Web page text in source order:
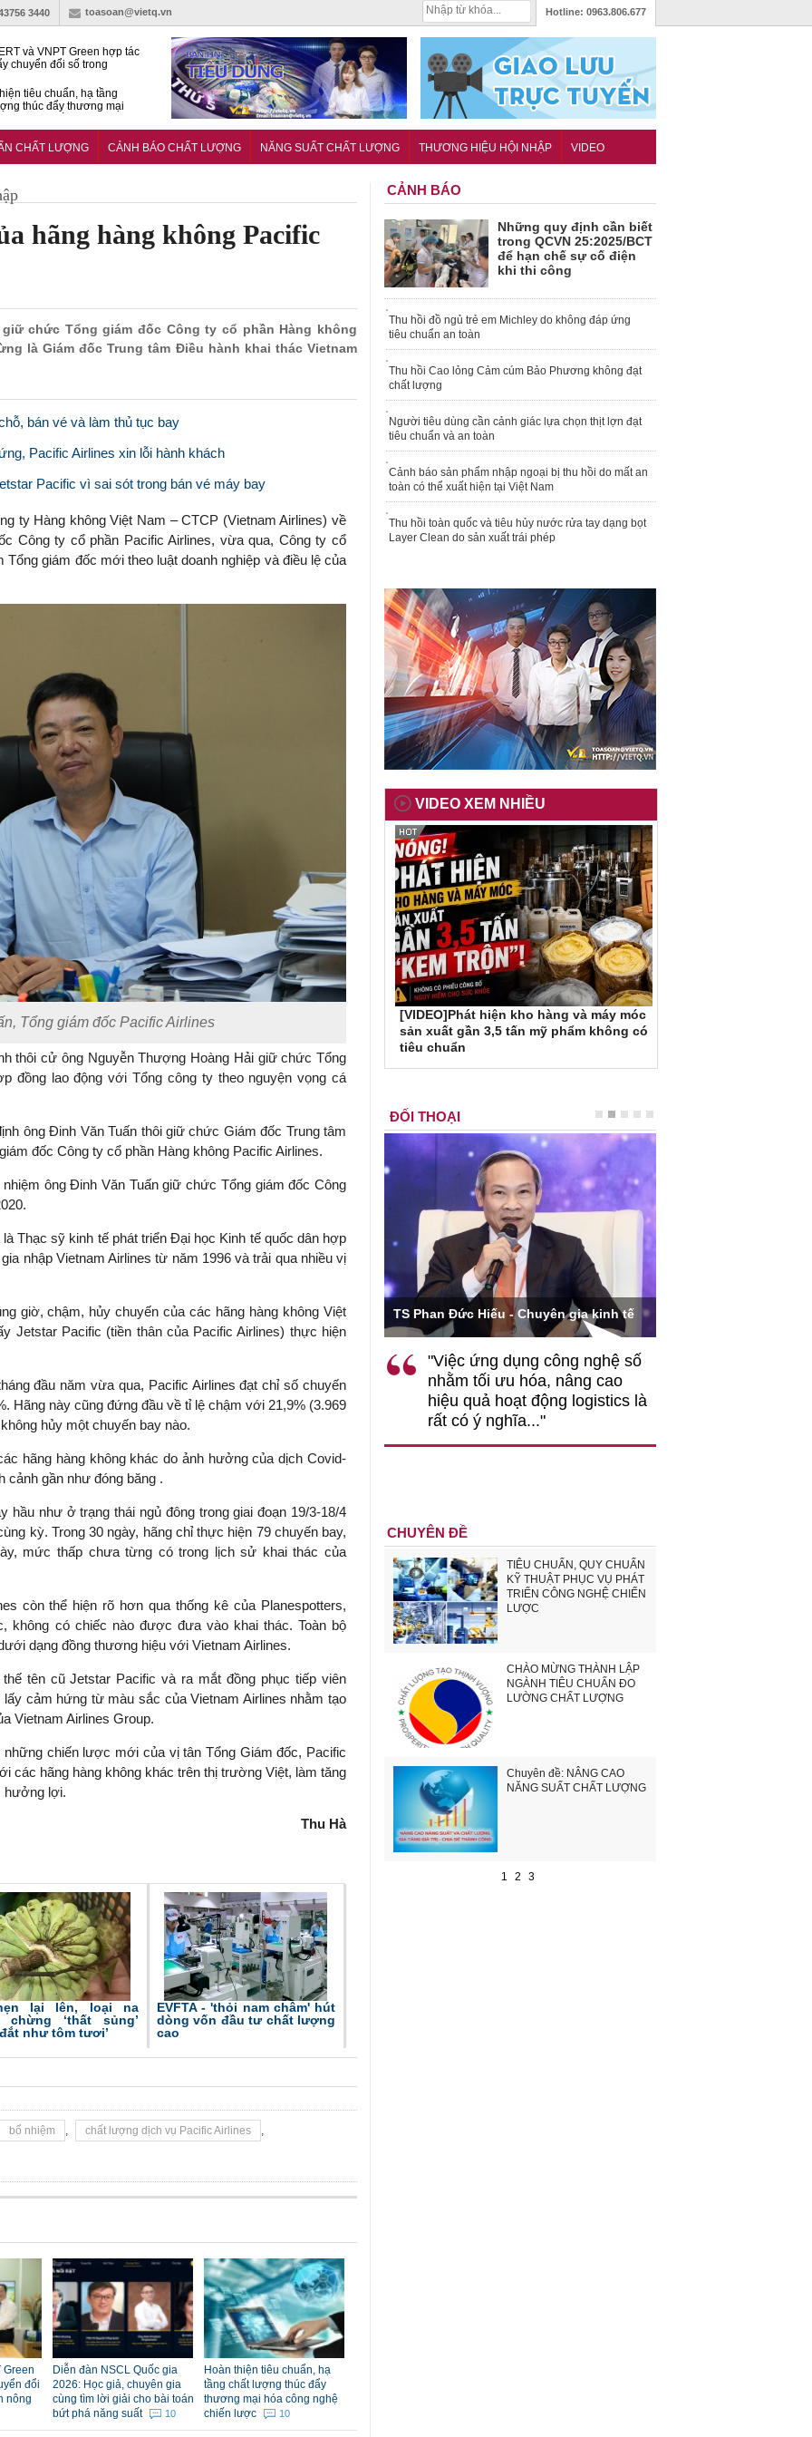
3440 toasoan@vietq.vn Hotline: 0963.806.677
và VNPT Green hợp tác
chuyển đổi số trong
tiêu chuẩn, hạ tầng
thúc đẩy thương mại
di động
CHẤT LƯỢNG CẢNH BÁO CHẤT LƯỢNG NĂNG SUẤT CHẤT LƯỢNG THƯƠNG HIỆU HỘI NHẬP VIDEO
hãng hàng không Pacific
chức Tổng giám đốc Công ty cổ phần Hàng không
là Giám đốc Trung tâm Điều hành khai thác Vietnam
bán vé và làm thủ tục bay
Pacific Airlines xin lỗi hành khách
Pacific vì sai sót trong bán vé máy bay
ty Hàng không Việt Nam – CTCP (Vietnam Airlines) về
Công ty cổ phần Pacific Airlines, vừa qua, Công ty cổ
giám đốc mới theo luật doanh nghiệp và điều lệ của
Tổng giám đốc Pacific Airlines
thôi cử ông Nguyễn Thượng Hoàng Hải giữ chức Tổng
đồng lao động với Tổng công ty theo nguyện vọng cá
ông Đinh Văn Tuấn thôi giữ chức Giám đốc Trung tâm
đốc Công ty cổ phần Hàng không Pacific Airlines.
ông Đinh Văn Tuấn giữ chức Tổng giám đốc Công
Thạc sỹ kinh tế phát triển Đại học Kinh tế quốc dân hợp
nhập Vietnam Airlines từ năm 1996 và trải qua nhiều vị
giờ, chậm, hủy chuyến của các hãng hàng không Việt
Jetstar Pacific (tiền thân của Pacific Airlines) thực hiện
đầu năm vừa qua, Pacific Airlines đạt chỉ số chuyến
Hãng này cũng đứng đầu về tỉ lệ chậm với 21,9% (3.969
hủy một chuyến bay nào.
hãng hàng không khác do ảnh hưởng của dịch Covid-
cảnh gần như đóng băng .
hầu như ở trạng thái ngủ đông trong giai đoạn 19/3-18/4
kỳ. Trong 30 ngày, hãng chỉ thực hiện 79 chuyến bay,
mức thấp chưa từng có trong lịch sử khai thác của
còn thể hiện rõ hơn qua thống kê của Planespotters,
không có chiếc nào được đưa vào khai thác. Toàn bộ
dạng đồng thương hiệu với Vietnam Airlines.
tên cũ Jetstar Pacific và ra mắt đồng phục tiếp viên
cảm hứng từ màu sắc của Vietnam Airlines nhằm tạo
Vietnam Airlines Group.
chiến lược mới của vị tân Tổng Giám đốc, Pacific
các hãng hàng không khác trên thị trường Việt, làm tăng
hưởng lợi.
Thu Hà
lại lên, loại na
chừng ‘thất sủng’
như tôm tươi’
EVFTA - 'thỏi nam châm' hút
dòng vốn đầu tư chất lượng
cao
bổ nhiệm chất lượng dịch vụ Pacific Airlines
Green
đổi
nông
Diễn đàn NSCL Quốc gia
2026: Học giả, chuyên gia
cùng tìm lời giải cho bài toán
bứt phá năng suất
10
Hoàn thiện tiêu chuẩn, hạ
tầng chất lượng thúc đẩy
thương mại hóa công nghệ
chiến lược
10
CẢNH BÁO
Những quy định cần biết
trong QCVN 25:2025/BCT
để hạn chế sự cố điện
khi thi công
Thu hồi đồ ngủ trẻ em Michley do không đáp ứng
tiêu chuẩn an toàn
Thu hồi Cao lỏng Cảm cúm Bảo Phương không đạt
chất lượng
Người tiêu dùng cần cảnh giác lựa chọn thịt lợn đạt
tiêu chuẩn và an toàn
Cảnh báo sản phẩm nhập ngoại bị thu hồi do mất an
toàn có thể xuất hiện tại Việt Nam
Thu hồi toàn quốc và tiêu hủy nước rửa tay dạng bọt
Layer Clean do sản xuất trái phép
VIDEO XEM NHIỀU
[VIDEO]Phát hiện kho hàng và máy móc
sản xuất gần 3,5 tấn mỹ phẩm không có
tiêu chuẩn
ĐỐI THOẠI
trên thực tế
như tăng
học công
mới sáng tạo,
sách tài khóa không chỉ mang ý
nghĩa hỗ trợ ngắn hạn mà còn
đóng vai trò tạo nền tảng cho
TS Phan Đức Hiếu - Chuyên gia kinh tế
"Việc ứng dụng công nghệ số
nhằm tối ưu hóa, nâng cao
hiệu quả hoạt động logistics là
rất có ý nghĩa..."
CHUYÊN ĐỀ
TIÊU CHUẨN, QUY CHUẨN
KỸ THUẬT PHỤC VỤ PHÁT
TRIỂN CÔNG NGHỆ CHIẾN
LƯỢC
CHÀO MỪNG THÀNH LẬP
NGÀNH TIÊU CHUẨN ĐO
LƯỜNG CHẤT LƯỢNG
Chuyên đề: NÂNG CAO
NĂNG SUẤT CHẤT LƯỢNG
1 2 3